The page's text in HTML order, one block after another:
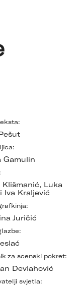
Gamulin
Klišmanić, Luka
Iva Kraljević
Juričić
za scenski pokret:
Devlahović
svjetla: